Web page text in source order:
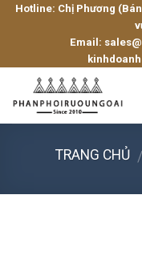
SkipHotline: Chị Phương
Email:
TRANG CHỦ /